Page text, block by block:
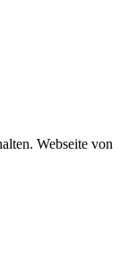
Webseite von